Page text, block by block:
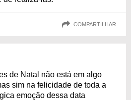
COMPARTILHAR
de Natal não está em algo
sim na felicidade de toda a
emoção dessa data